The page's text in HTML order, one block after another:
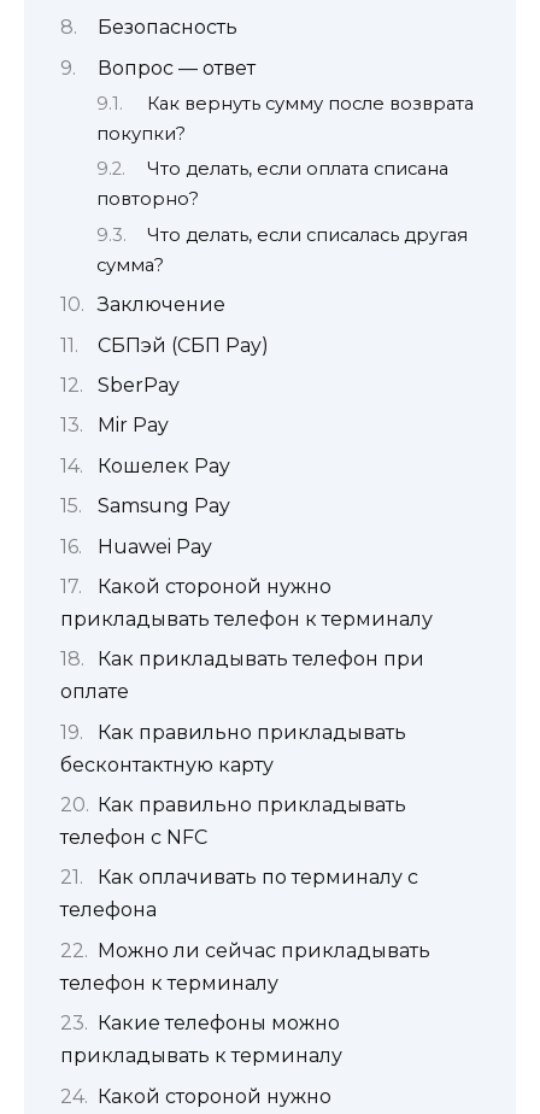
Безопасность
Вопрос — ответ
Как вернуть сумму после возврата
покупки?
Что делать, если оплата списана
повторно?
Что делать, если списалась другая
сумма?
Заключение
СБПэй (СБП Pay)
SberPay
Mir Pay
Кошелек Pay
Samsung Pay
Huawei Pay
Какой стороной нужно
прикладывать телефон к терминалу
Как прикладывать телефон при
оплате
Как правильно прикладывать
бесконтактную карту
Как правильно прикладывать
телефон с NFC
Как оплачивать по терминалу с
телефона
Можно ли сейчас прикладывать
телефон к терминалу
Какие телефоны можно
прикладывать к терминалу
Какой стороной нужно